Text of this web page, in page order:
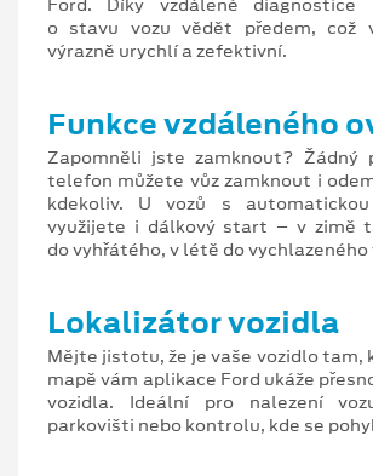
Ford. Díky vzdálené diagnostice
o stavu vozu vědět předem, což
výrazně urychlí a zefektivní.
Funkce vzdáleného
Zapomněli jste zamknout? Žádný
telefon můžete vůz zamknout i
kdekoliv. U vozů s automatickou
využijete i dálkový start – v zimě
do vyhřátého, v létě do vychlazeného
Lokalizátor vozidla
Mějte jistotu, že je vaše vozidlo tam,
mapě vám aplikace Ford ukáže
vozidla. Ideální pro nalezení
parkovišti nebo kontrolu, kde se